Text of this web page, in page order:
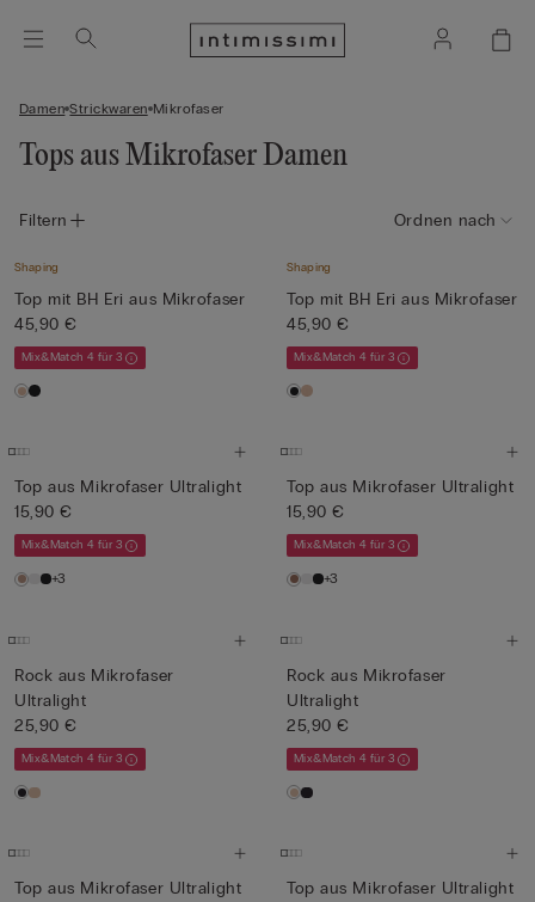
Damen Strickwaren Mikrofaser
Tops aus Mikrofaser Damen
Filtern Ordnen nach
Shaping
Top mit BH Eri aus Mikrofaser
45,90 €
Mix&Match 4 für 3
Shaping
Top mit BH Eri aus Mikrofaser
45,90 €
Mix&Match 4 für 3
Top aus Mikrofaser Ultralight
15,90 €
Mix&Match 4 für 3
+3
Top aus Mikrofaser Ultralight
15,90 €
Mix&Match 4 für 3
+3
Rock aus Mikrofaser
Ultralight
25,90 €
Mix&Match 4 für 3
Rock aus Mikrofaser
Ultralight
25,90 €
Mix&Match 4 für 3
Top aus Mikrofaser Ultralight
Top aus Mikrofaser Ultralight